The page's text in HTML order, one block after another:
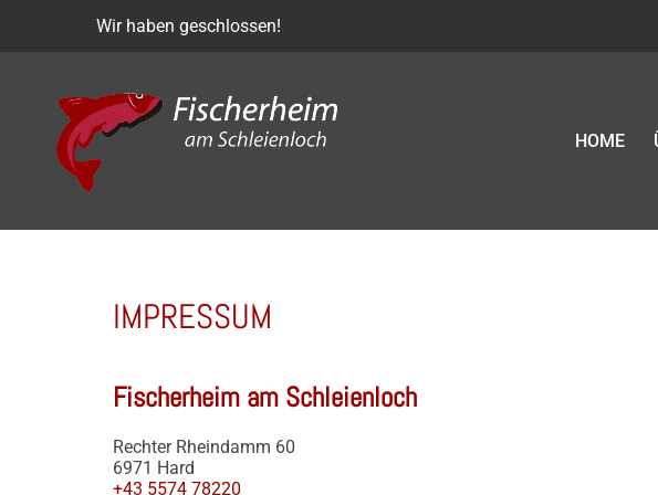
Wir haben geschlossen!
HOME
IMPRESSUM
Fischerheim am Schleienloch
Rechter Rheindamm 60
6971 Hard
+43 5574 78220